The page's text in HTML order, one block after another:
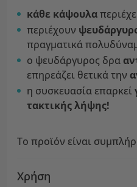
κάθε κάψουλα
περιέχουν
πραγματικά
ο ψευδάργυρος δρα
επηρεάζει θετικά την
η συσκευασία επαρκεί
τακτικής λήψης!
Το προϊόν είναι
Χρήση